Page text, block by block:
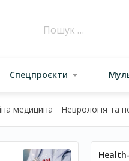
Спецпроєкти
медицина Неврологія та